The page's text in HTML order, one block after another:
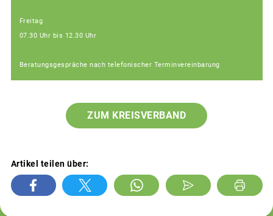
Freitag
07.30 Uhr bis 12.30 Uhr
Beratungsgespräche nach telefonischer Terminvereinbarung
ZUM KREISVERBAND
Artikel teilen über: